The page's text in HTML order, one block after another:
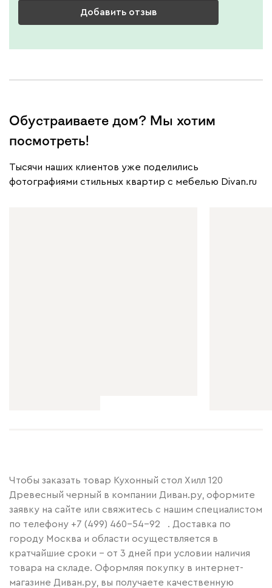
Добавить отзыв
Обустраиваете дом? Мы хотим
посмотреть!
Тысячи наших клиентов уже поделились
фотографиями стильных квартир с мебелью Divan.ru
Чтобы заказать товар Кухонный стол Хилл 120
Древесный черный в компании Диван.ру, оформите
заявку на сайте или свяжитесь с нашим специалистом
по телефону +7 (499) 460-54-92
. Доставка по
городу Москва и области осуществляется в
кратчайшие сроки – от 3 дней при условии наличия
товара на складе. Оформляя покупку в интернет-
магазине Диван.ру, вы получаете качественную